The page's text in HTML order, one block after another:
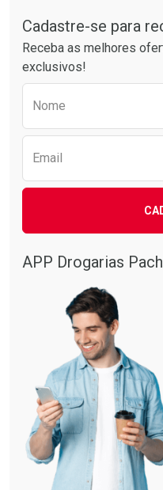
Laboratório
Comprar sem Desconto
Por Menos
Comprar sem Desconto
Cadastre-se para
Receba as melhores
exclusivos!
Nome
Email
APP Drogarias